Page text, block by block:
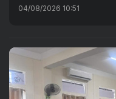
04/08/2026 10:51